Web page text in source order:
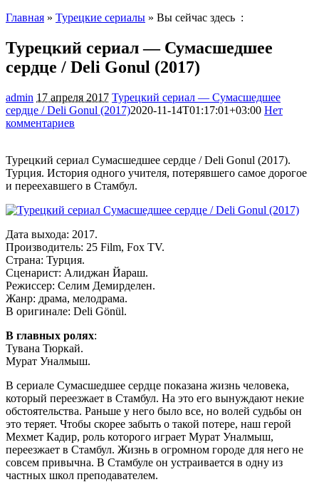
Главная » Турецкие сериалы » Вы сейчас здесь :
Турецкий сериал — Сумасшедшее
сердце / Deli Gonul (2017)
admin 17 апреля 2017 Турецкий сериал — Сумасшедшее
сердце / Deli Gonul (2017)2020-11-14T01:17:01+03:00 Нет
комментариев
Турецкий сериал Сумасшедшее сердце / Deli Gonul (2017).
Турция. История одного учителя, потерявшего самое дорогое
и переехавшего в Стамбул.
Дата выхода: 2017.
Производитель: 25 Film, Fox TV.
Страна: Турция.
Сценарист: Алиджан Йараш.
Режиссер: Селим Демирделен.
Жанр: драма, мелодрама.
В оригинале: Deli Gönül.
В главных ролях:
Тувана Тюркай.
Мурат Уналмыш.
В сериале Сумасшедшее сердце показана жизнь человека,
который переезжает в Стамбул. На это его вынуждают некие
обстоятельства. Раньше у него было все, но волей судьбы он
это теряет. Чтобы скорее забыть о такой потере, наш герой
Мехмет Кадир, роль которого играет Мурат Уналмыш,
переезжает в Стамбул. Жизнь в огромном городе для него не
совсем привычна. В Стамбуле он устраивается в одну из
частных школ преподавателем.